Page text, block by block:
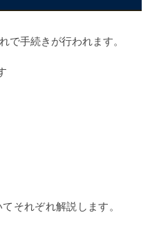
で手続きが行われます。
それぞれ解説します。